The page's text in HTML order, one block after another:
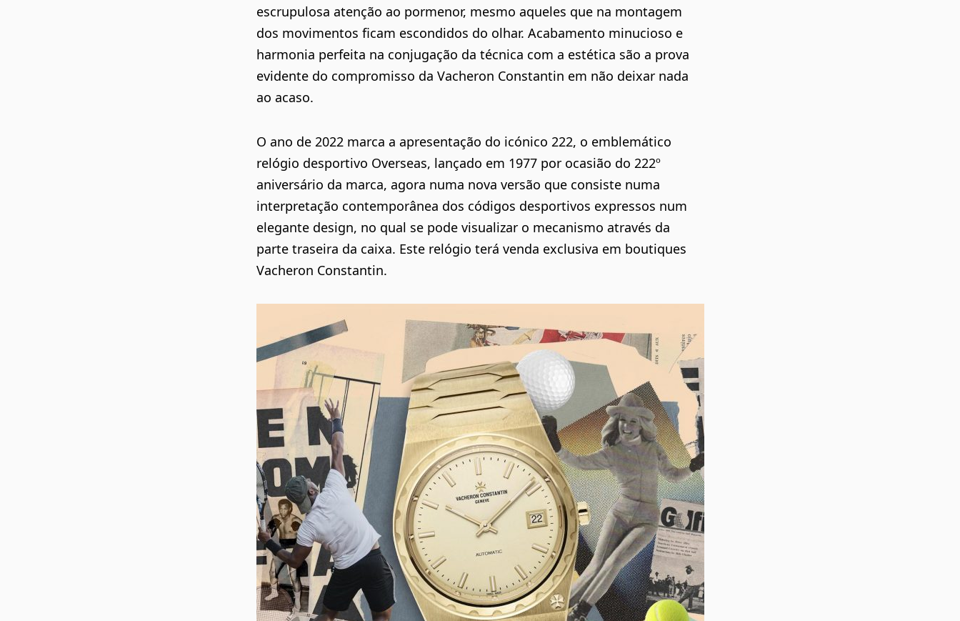
escrupulosa atenção ao pormenor, mesmo aqueles que na montagem
dos movimentos ficam escondidos do olhar. Acabamento minucioso e
harmonia perfeita na conjugação da técnica com a estética são a prova
evidente do compromisso da Vacheron Constantin em não deixar nada
ao acaso.
O ano de 2022 marca a apresentação do icónico 222, o emblemático
relógio desportivo Overseas, lançado em 1977 por ocasião do 222º
aniversário da marca, agora numa nova versão que consiste numa
interpretação contemporânea dos códigos desportivos expressos num
elegante design, no qual se pode visualizar o mecanismo através da
parte traseira da caixa. Este relógio terá venda exclusiva em boutiques
Vacheron Constantin.